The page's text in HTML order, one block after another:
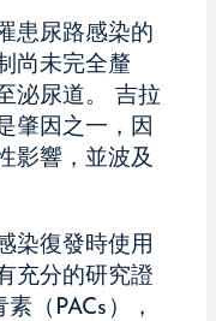
患尿路感染的
尚未完全釐
泌尿道。 吉拉
肇因之一，因
影響，並波及
染復發時使用
充分的研究證
（PACs），